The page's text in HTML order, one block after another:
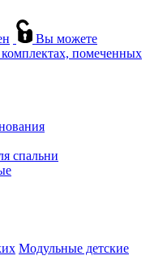
Вы можете
помеченных
спальни
Модульные детские